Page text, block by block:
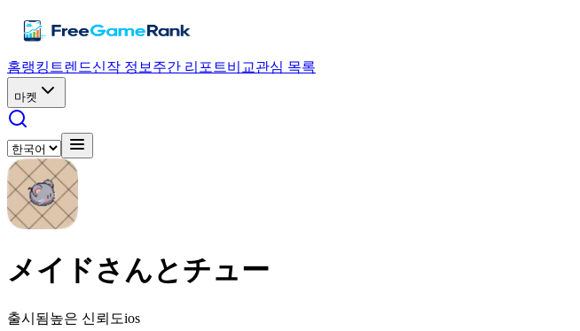
홈랭킹 트렌드신작 정보 주간 리포트비교관심 목록
마켓
メイドさんとチュー
출시됨높은 신뢰도ios